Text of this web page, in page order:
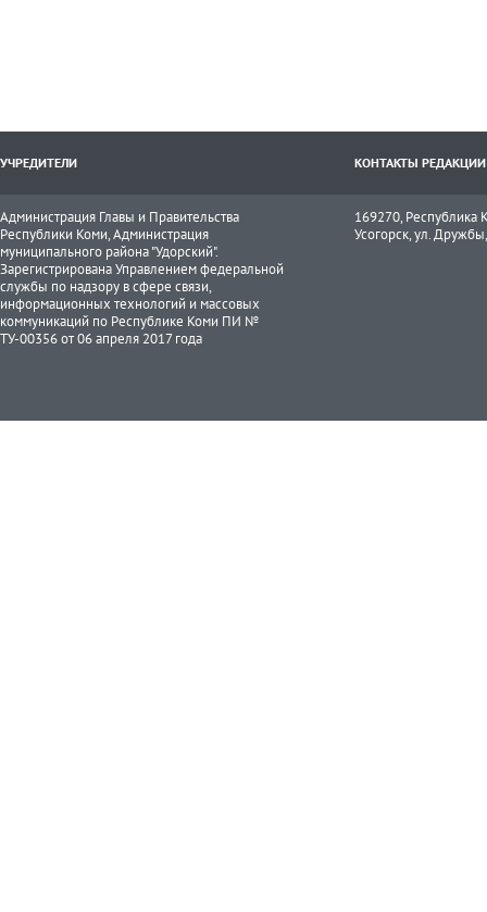
УЧРЕДИТЕЛИ КОНТАКТЫ РЕДАКЦИИ
Администрация Главы и Правительства
Республики Коми, Администрация
муниципального района "Удорский".
Зарегистрирована Управлением федеральной
службы по надзору в сфере связи,
информационных технологий и массовых
коммуникаций по Республике Коми ПИ №
ТУ-00356 от 06 апреля 2017 года
169270, Республика
Усогорск, ул.